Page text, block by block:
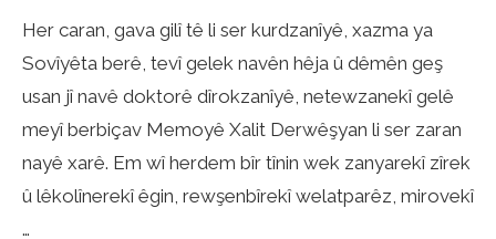
Her caran, gava gilî tê li ser kurdzanîyê, xazma ya
Sovîyêta berê, tevî gelek navên hêja û dêmên geş
usan jî navê doktorê dîrokzanîyê, netewzanekî gelê
meyî berbiçav Memoyê Xalit Derwêşyan li ser zaran
nayê xarê. Em wî herdem bîr tînin wek zanyarekî zîrek
û lêkolînerekî êgin, rewşenbîrekî welatparêz, mirovekî
…